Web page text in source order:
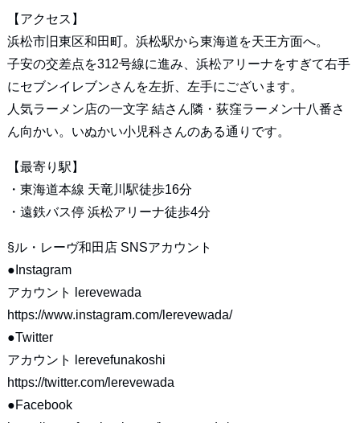
【アクセス】
浜松市旧東区和田町。浜松駅から東海道を天王方面へ。
子安の交差点を312号線に進み、浜松アリーナをすぎて右手
にセブンイレブンさんを左折、左手にございます。
人気ラーメン店の一文字 結さん隣・荻窪ラーメン十八番さ
ん向かい。いぬかい小児科さんのある通りです。
【最寄り駅】
・東海道本線 天竜川駅徒歩16分
・遠鉄バス停 浜松アリーナ徒歩4分
§ル・レーヴ和田店 SNSアカウント
●Instagram
アカウント lerevewada
https://www.instagram.com/lerevewada/
●Twitter
アカウント lerevefunakoshi
https://twitter.com/lerevewada
●Facebook